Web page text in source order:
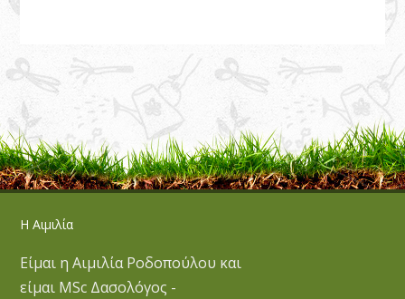
Η Αιμιλία
Είμαι η Αιμιλία Ροδοπούλου και
είμαι MSc Δασολόγος -